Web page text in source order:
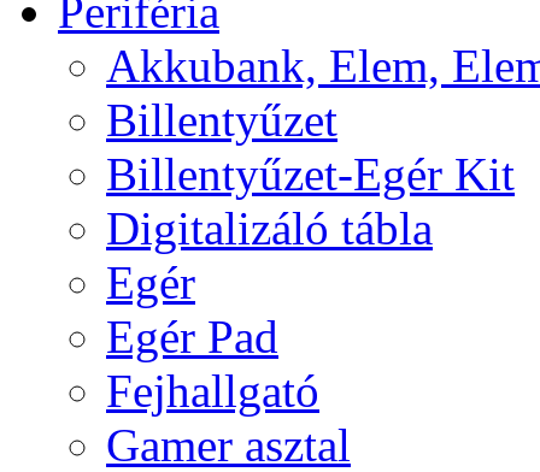
Periféria
Akkubank, Elem,
Billentyűzet
Billentyűzet-Egér Kit
Digitalizáló tábla
Egér
Egér Pad
Fejhallgató
Gamer asztal